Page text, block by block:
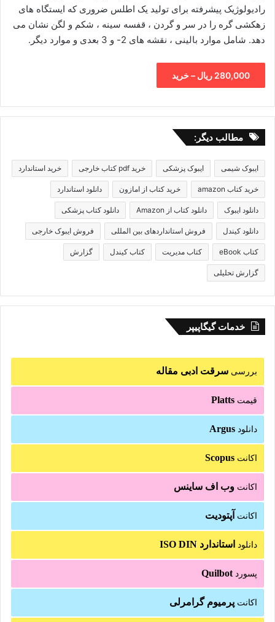
رادیولوژیک پیشرفته برای تولید یک اطلس ضروری که ایستگاه های
زهکشی گره را در سر و گردن ، قفسه سینه ، شکم و لگن نشان می
دهد. شامل موارد بالینی ، نقشه های 2- و 3 بعدی و موارد دیگر.
280,000 ریال – خرید
مطالب دیگر:
ایبوک شیمی ایبوک پزشکی خرید pdf کتاب خارجی خرید استاندارد
خرید کتاب amazon خرید کتاب از امازون دانلود استاندارد
دانلود ایبوک دانلود کتاب از Amazon دانلود کتاب پزشکی
دانلود کیندل فروش استانداردهای بین المللی فروش ایبوک خارجی
کتاب eBook کتاب مدیریت کتاب کیندل گزارش
گزارش تحلیلی
خدمات گیگاپیپر
بررسی سرقت ادبی مقاله
قیمت Platts
دانلود Argus
اکانت Scopus
اکانت وب اف ساینس
اکانت آپتودیت
دانلود استاندارد ISO DIN
پسورد Quilbot
اکانت پرمیوم گرامرلی